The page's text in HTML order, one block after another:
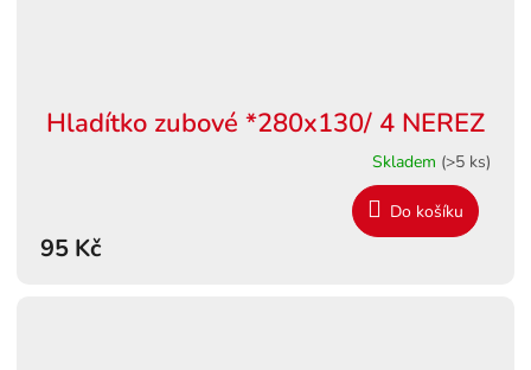
Hladítko zubové *280x130/ 4 NEREZ
Skladem (>5 ks)
95 Kč
Do košíku